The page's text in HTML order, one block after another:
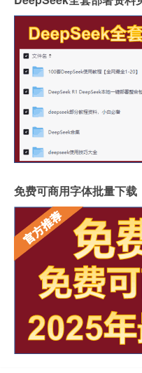
免费可商用字体批量下载